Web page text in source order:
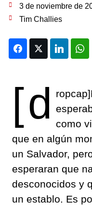
3 de noviembre de
Tim Challies
FacebookTwitter LinkedIn
[d como
que en algún
un Salvador,
esperaran que
desconocidos y
un establo. Es